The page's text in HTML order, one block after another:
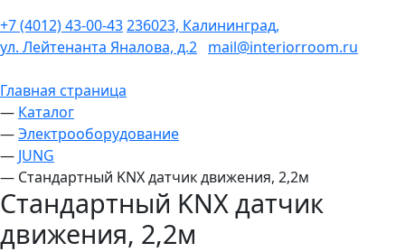
+7 (4012) 43-00-43236023, Калининград,
ул. Лейтенанта Яналова, д.2 mail@interiorroom.ru
Главная страница
— Каталог
—Электрооборудование
— JUNG
— Стандартный KNX датчик движения, 2,2м
Стандартный KNX датчик
движения, 2,2м